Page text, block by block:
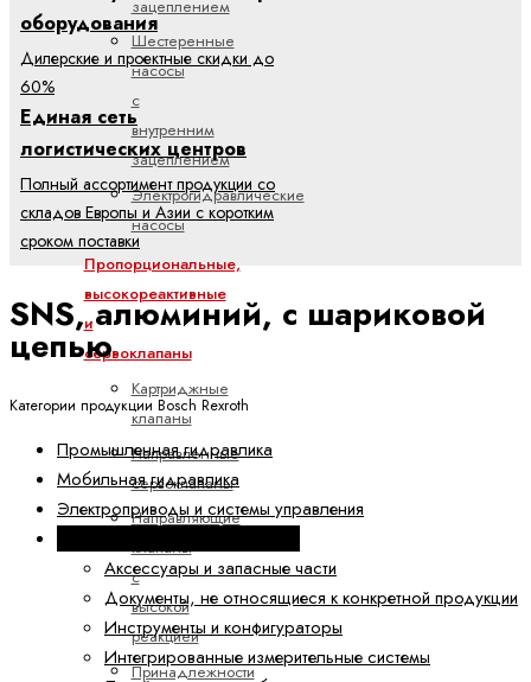
зацеплением
Шестеренные
насосы
с
внутренним
зацеплением
Электрогидравлические
насосы
Пропорциональные,
высокореактивные
и
сервоклапаны
Картриджные
клапаны
Направленные
сервоклапаны
Направляющие
клапаны
с
высокой
реакцией
Принадлежности
оборудования
Дилерские и проектные скидки до
60%
Единая сеть
логистических центров
Полный ассортимент продукции со
складов Европы и Азии с коротким
сроком поставки
SNS, алюминий, с шариковой
цепью
Категории продукции Bosch Rexroth
Промышленная гидравлика
Мобильная гидравлика
Электроприводы и системы управления
Аксессуары и запасные части
Документы, не относящиеся к конкретной продукции
Инструменты и конфигураторы
Интегрированные измерительные системы